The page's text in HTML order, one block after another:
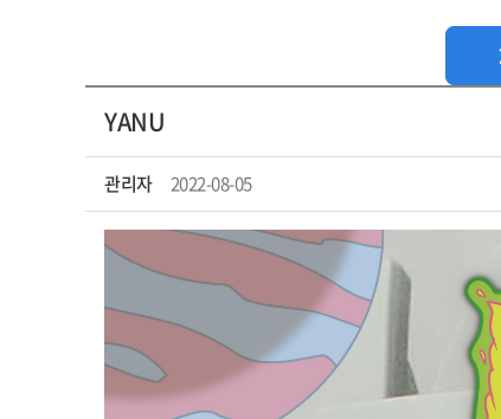
YANU
관리자 2022-08-05